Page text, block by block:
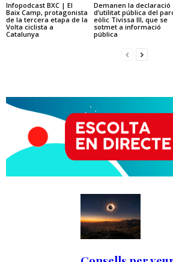
Infopodcast BXC | El
Baix Camp, protagonista
de la tercera etapa de la
Volta ciclista a
Catalunya
Demanen la declaració
d’utilitat pública del
eòlic Tivissa III, que se
sotmet a informació
pública